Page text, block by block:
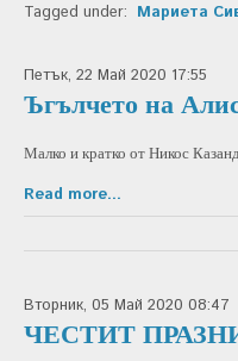
Tagged under: Мариета
Петък, 22 Май 2020 17:55
Ъгълчето на
Малко и кратко от Никос
Read more...
Вторник, 05 Май 2020 08:47
ЧЕСТИТ